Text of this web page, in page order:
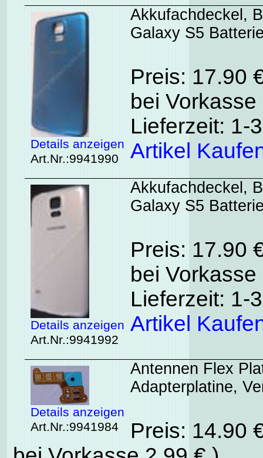
Details anzeigen
Art.Nr.:9941990
Akkufachdeckel,
Galaxy S5
Preis: 17.90
bei
Lieferzeit: 1-
Artikel
Details anzeigen
Art.Nr.:9941992
Akkufachdeckel,
Galaxy S5
Preis: 17.90
bei
Lieferzeit: 1-
Artikel
Details anzeigen
Art.Nr.:9941984
Antennen Flex
Adapterplatine,
Preis: 14.90